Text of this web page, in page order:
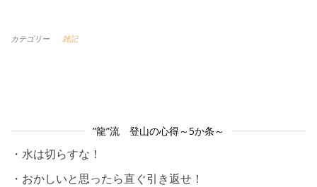
カテゴリー 雑記
”龍”流 登山の心得～5か条～
・水は切らすな！
・おかしいと思ったら直ぐ引き返せ！